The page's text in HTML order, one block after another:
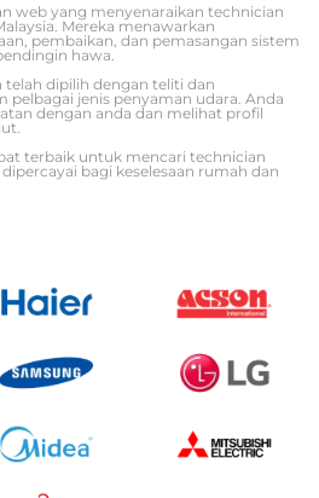
web yang menyenaraikan technician
Mereka menawarkan
pembaikan, dan pemasangan sistem
hawa.
telah dipilih dengan teliti dan
pelbagai jenis penyaman udara. Anda
dengan anda dan melihat profil
terbaik untuk mencari technician
bagi keselesaan rumah dan